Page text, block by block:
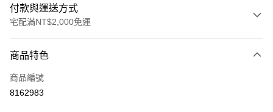
付款與運送方式
宅配滿NT$2,000免運
信用卡一次付款
信用卡分期付款
商品特色
商品編號
8162983